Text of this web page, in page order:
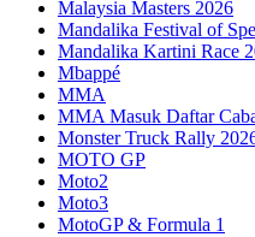
Malaysia Masters 2026
Mandalika Festival of
Mandalika Kartini Race
Mbappé
MMA
MMA Masuk Daftar
Monster Truck Rally
MOTO GP
Moto2
Moto3
MotoGP & Formula 1